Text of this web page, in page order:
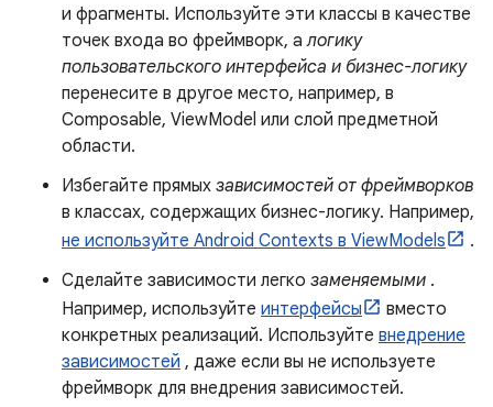
и фрагменты. Используйте эти классы в качестве
точек входа во фреймворк, алогику
пользовательского интерфейса и бизнес-логику
перенесите в другое место, например, в
Composable, ViewModel или слой предметной
области.
Избегайте прямых зависимостей от фреймворков
в классах, содержащих бизнес-логику. Например,
не используйте Android Contexts в ViewModels
.
Сделайте зависимости легко заменяемыми .
Например, используйте интерфейсы
вместо
конкретных реализаций. Используйте внедрение
зависимостей , даже если вы не используете
фреймворк для внедрения зависимостей.